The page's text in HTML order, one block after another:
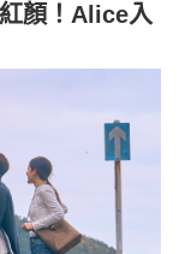
顏！Alice入